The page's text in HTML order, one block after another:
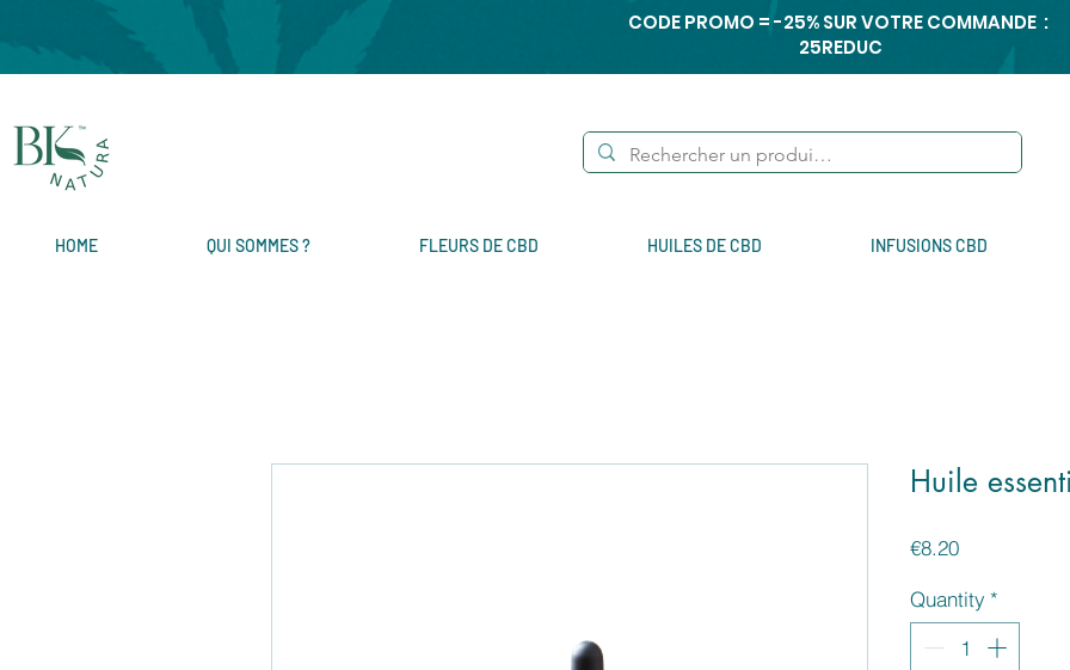
CODE PROMO = -25% SUR VOTRE COMMANDE :
25REDUC
HOME QUI SOMMES ? FLEURS DE CBD HUILES DE CBD INFUSIONS CBD
Huile
€8.20Price
Quantity *